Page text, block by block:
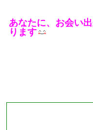
あなたに、お会い
ります